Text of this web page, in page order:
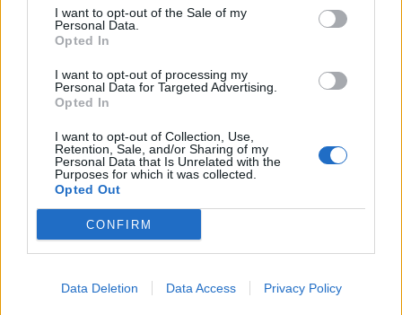
I want to opt-out of the Sale of my
Personal Data.
Opted In
I want to opt-out of processing my
Personal Data for Targeted Advertising.
Opted In
I want to opt-out of Collection, Use,
Retention, Sale, and/or Sharing of my
Personal Data that Is Unrelated with the
Purposes for which it was collected.
Opted Out
CONFIRM
Data Deletion Data Access Privacy Policy
και την πολιτική απορρήτου
X